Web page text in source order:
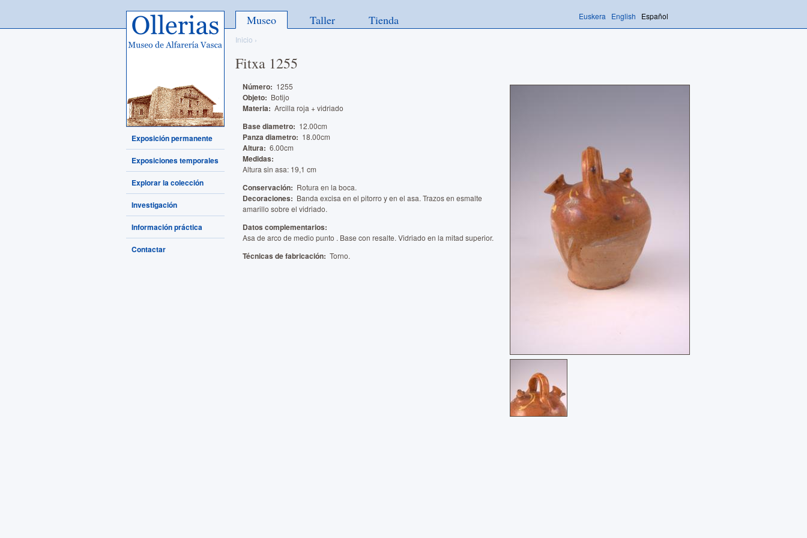
Ollerias - Museo de Alfarería
Vasca
Inicio ›
Fitxa 1255
Número: 1255
Objeto: Botijo
Materia: Arcilla roja + vidriado
Base diametro: 12.00cm
Panza diametro: 18.00cm
Altura: 6.00cm
Medidas:
Altura sin asa: 19,1 cm
Conservación: Rotura en la boca.
Decoraciones: Banda excisa en el pitorro y en el asa. Trazos en esmalte
amarillo sobre el vidriado.
Datos complementarios:
Asa de arco de medio punto . Base con resalte. Vidriado en la mitad superior.
Técnicas de fabricación: Torno.
Euskera English Español
Museo Taller Tienda
Exposición permanente
Exposiciones temporales
Explorar la colección
Investigación
Información práctica
Contactar